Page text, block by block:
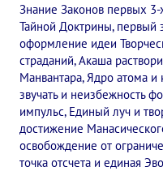
Стать партнером
КОНТАКТЫ
Знание Законов первых
Тайной Доктрины, первый
оформление идеи
страданий, Акаша
Манвантара, Ядро атома и
звучать и неизбежность
импульс, Единый луч и
достижение
освобождение от
точка отсчета и единая